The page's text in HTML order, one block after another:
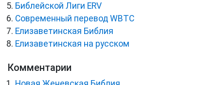
Библейской Лиги ERV
Cовременный перевод WBTC
Елизаветинская Библия
Елизаветинская на русском
Комментарии